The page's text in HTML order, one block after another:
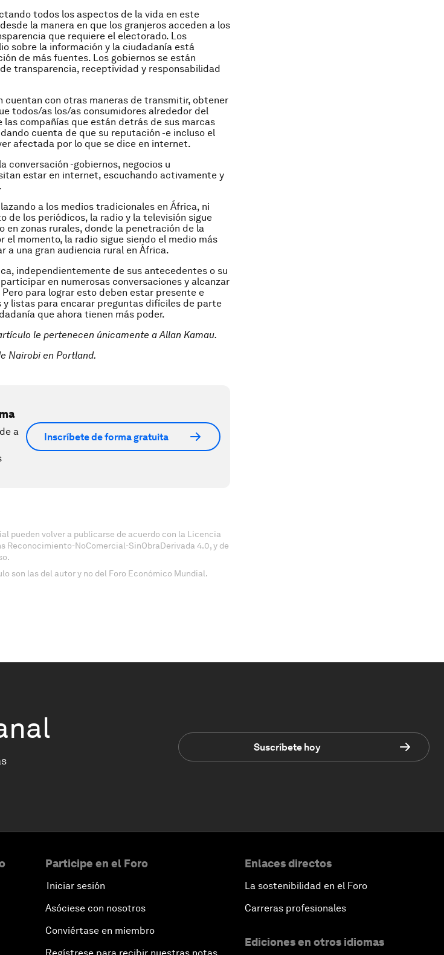
todos los aspectos de la vida en este
la manera en que los granjeros acceden a los
que requiere el electorado. Los
sobre la información y la ciudadanía está
de más fuentes. Los gobiernos se están
transparencia, receptividad y responsabilidad
cuentan con otras maneras de transmitir, obtener
todos/as los/as consumidores alrededor del
las compañías que están detrás de sus marcas
cuenta de que su reputación -e incluso el
afectada por lo que se dice en internet.
conversación -gobiernos, negocios u
estar en internet, escuchando activamente y
a los medios tradicionales en África, ni
de los periódicos, la radio y la televisión sigue
en zonas rurales, donde la penetración de la
el momento, la radio sigue siendo el medio más
a una gran audiencia rural en África.
independientemente de sus antecedentes o su
en numerosas conversaciones y alcanzar
para lograr esto deben estar presente e
listas para encarar preguntas difíciles de parte
que ahora tienen más poder.
le pertenecen únicamente a Allan Kamau.
Nairobi en Portland.
a
Inscríbete de forma gratuita
pueden volver a publicarse de acuerdo con la Licencia
Reconocimiento-NoComercial-SinObraDerivada 4.0, y de
son las del autor y no del Foro Económico Mundial.
Suscríbete hoy
Participe en el Foro
Iniciar sesión
Asóciese con nosotros
Conviértase en miembro
Enlaces directos
La sostenibilidad en el Foro
Carreras profesionales
Ediciones en otros idiomas